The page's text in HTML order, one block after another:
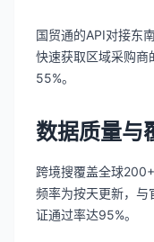
国贸通的API对接东
快速获取区域采购商
55%。
数据质量与
跨境搜覆盖全球
频率为按天更新，与
证通过率达95%。